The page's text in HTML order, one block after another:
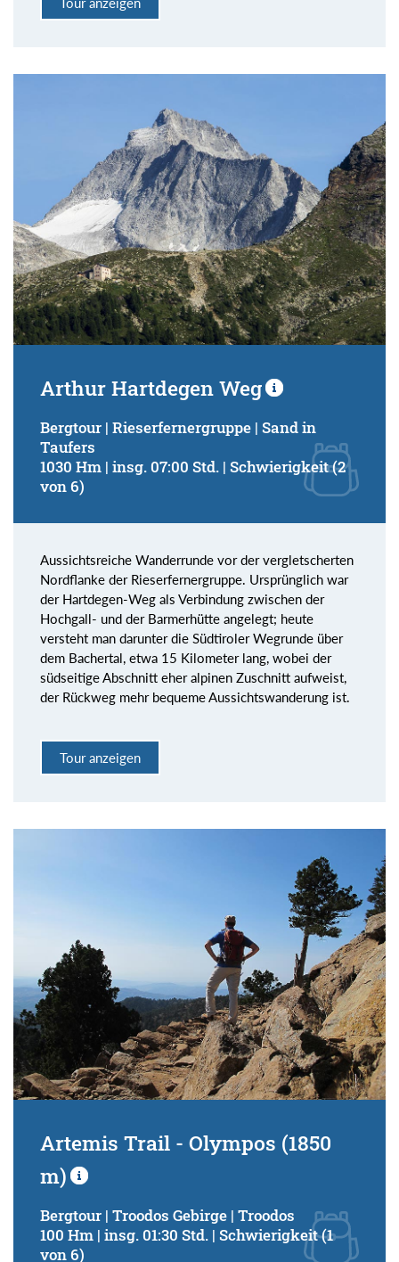
Arthur Hartdegen Weg
Bergtour | Rieserfernergruppe | Sand in
Taufers
1030 Hm | insg. 07:00 Std. | Schwierigkeit (2
von 6)
Aussichtsreiche Wanderrunde vor der vergletscherten
Nordflanke der Rieserfernergruppe. Ursprünglich war
der Hartdegen-Weg als Verbindung zwischen der
Hochgall- und der Barmerhütte angelegt; heute
versteht man darunter die Südtiroler Wegrunde über
dem Bachertal, etwa 15 Kilometer lang, wobei der
südseitige Abschnitt eher alpinen Zuschnitt aufweist,
der Rückweg mehr bequeme Aussichtswanderung ist.
Tour anzeigen
Artemis Trail - Olympos (1850
m)
Bergtour | Troodos Gebirge | Troodos
100 Hm | insg. 01:30 Std. | Schwierigkeit (1
von 6)